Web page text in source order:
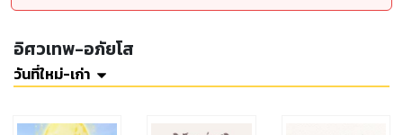
อิศวเทพ-อภัยโส
วันที่ใหม่-เก่า